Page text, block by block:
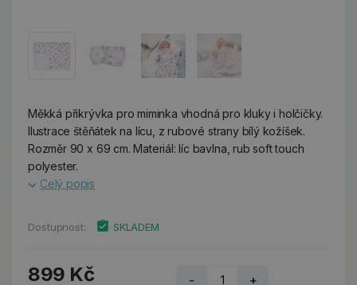
Měkká přikrývka pro miminka vhodná pro kluky i holčičky.
Ilustrace štěňátek na lícu, z rubové strany bílý kožíšek.
Rozměr 90 x 69 cm. Materiál: líc bavlna, rub soft touch
polyester.
Celý popis
Dostupnost: SKLADEM
899 Kč - +